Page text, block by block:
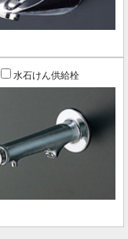
水石けん供給栓